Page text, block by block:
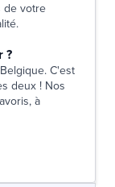
de votre
?
C'est
deux ! Nos
à